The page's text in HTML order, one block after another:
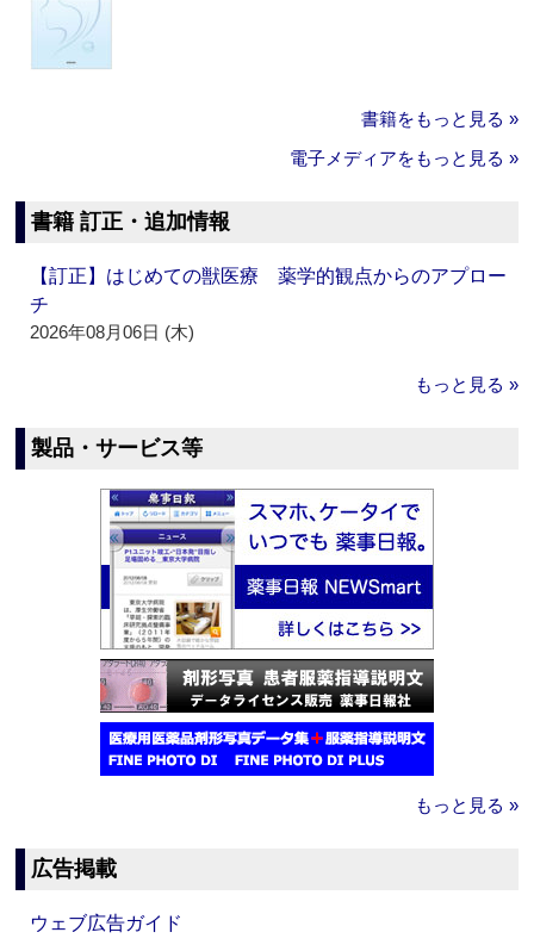
書籍をもっと見る »
電子メディアをもっと見る »
書籍 訂正・追加情報
【訂正】はじめての獣医療 薬学的観点からのアプロー
チ
2026年08月06日 (木)
もっと見る »
製品・サービス等
もっと見る »
広告掲載
ウェブ広告ガイド